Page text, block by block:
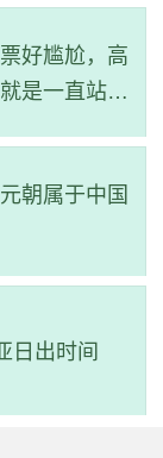
好尴尬，高
是一直站着
朝属于中国
日出时间